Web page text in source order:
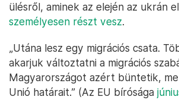
ülésről, aminek az elején az ukrán
személyesen részt vesz.
„Utána lesz egy migrációs csata.
akarjuk változtatni a migrációs
Magyarországot azért büntetik,
Unió határait.” (Az EU bírósága